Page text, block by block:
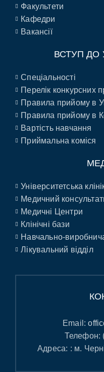
Факультети
Кафедри
Вакансії
ВСТУП ДО
Спеціальності
Перелік конкурсних
Правила прийому в
Правила прийому в
Вартість навчання
Приймальна коміся
Університетська
Медичний
Медичні Центри
Клінічні бази
Навчально-
Лікувальний відділ
Email:
Телефон:
Адреса: : м.